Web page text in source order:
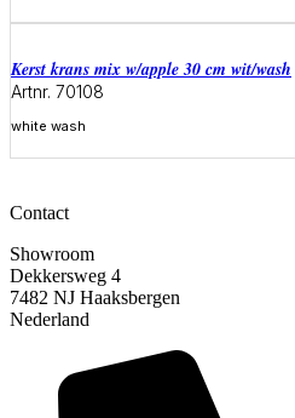
Kerst krans mix w/apple 30 cm wit/wash
Artnr. 70108
white wash
Contact
Showroom
Dekkersweg 4
7482 NJ Haaksbergen
Nederland